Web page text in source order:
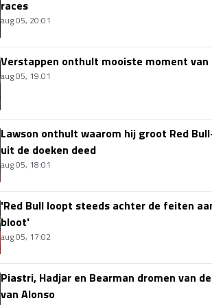
races
aug 05, 20:01
Verstappen onthult mooiste moment van
aug 05, 19:01
Lawson onthult waarom hij groot Red
uit de doeken deed
aug 05, 18:01
'Red Bull loopt steeds achter de feiten
bloot'
aug 05, 17:02
Piastri, Hadjar en Bearman dromen van
van Alonso